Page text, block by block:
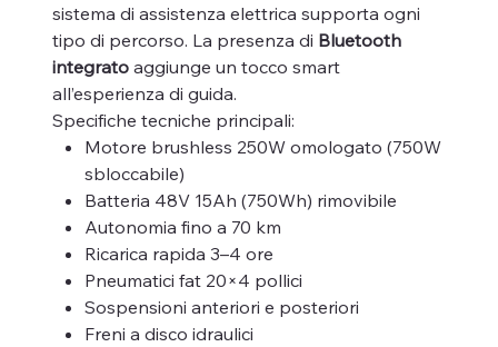
sistema di assistenza elettrica supporta ogni
tipo di percorso. La presenza di Bluetooth
integrato aggiunge un tocco smart
all’esperienza di guida.
Specifiche tecniche principali:
Motore brushless 250W omologato (750W
sbloccabile)
Batteria 48V 15Ah (750Wh) rimovibile
Autonomia fino a 70 km
Ricarica rapida 3–4 ore
Pneumatici fat 20×4 pollici
Sospensioni anteriori e posteriori
Freni a disco idraulici